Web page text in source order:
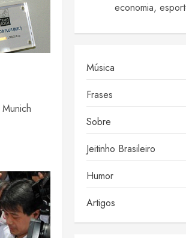
economia,
Música
Frases
Sobre
Jeitinho Brasileiro
Humor
Artigos